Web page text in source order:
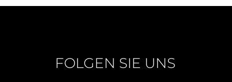
FOLGEN SIE UNS